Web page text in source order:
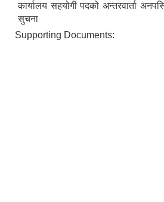
कार्यालय सहयोगी पदको अन्तरवार्ता
सुचना
Supporting Documents: